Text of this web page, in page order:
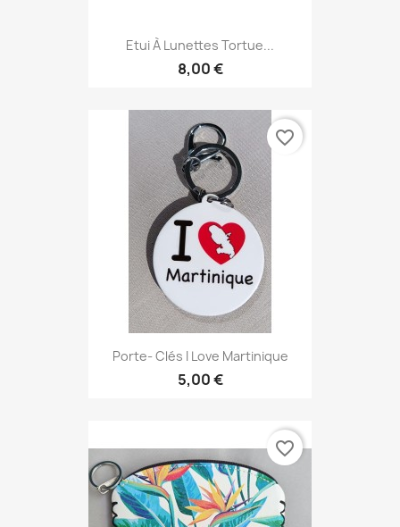
Etui À Lunettes Tortue...
8,00 €
Porte- Clés I Love Martinique
5,00 €
favorite_border
favorite_border